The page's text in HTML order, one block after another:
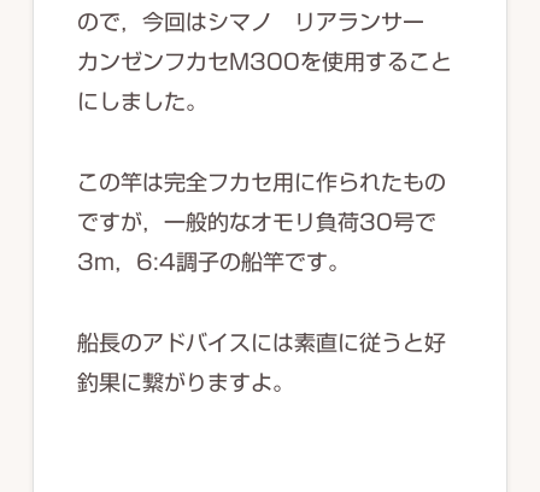
ので，今回はシマノ リアランサー
カンゼンフカセM300を使用すること
にしました。
この竿は完全フカセ用に作られたもの
ですが，一般的なオモリ負荷30号で
3m，6:4調子の船竿です。
船長のアドバイスには素直に従うと好
釣果に繋がりますよ。